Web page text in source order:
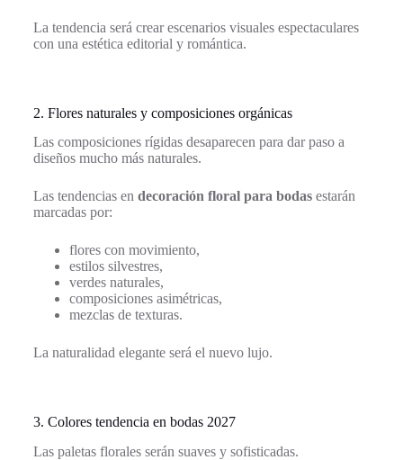
La tendencia será crear escenarios visuales espectaculares
con una estética editorial y romántica.
2. Flores naturales y composiciones orgánicas
Las composiciones rígidas desaparecen para dar paso a
diseños mucho más naturales.
Las tendencias en decoración floral para bodasestarán
marcadas por:
flores con movimiento,
estilos silvestres,
verdes naturales,
composiciones asimétricas,
mezclas de texturas.
La naturalidad elegante será el nuevo lujo.
3. Colores tendencia en bodas 2027
Las paletas florales serán suaves y sofisticadas.